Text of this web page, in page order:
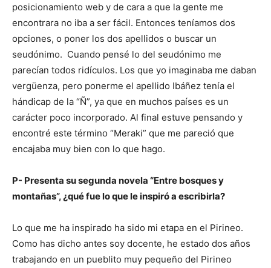
posicionamiento web y de cara a que la gente me
encontrara no iba a ser fácil. Entonces teníamos dos
opciones, o poner los dos apellidos o buscar un
seudónimo. Cuando pensé lo del seudónimo me
parecían todos ridículos. Los que yo imaginaba me daban
vergüenza, pero ponerme el apellido Ibáñez tenía el
hándicap de la “Ñ”, ya que en muchos países es un
carácter poco incorporado. Al final estuve pensando y
encontré este término “Meraki” que me pareció que
encajaba muy bien con lo que hago.
P- Presenta su segunda novela “Entre bosques y
montañas”, ¿qué fue lo que le inspiró a escribirla?
Lo que me ha inspirado ha sido mi etapa en el Pirineo.
Como has dicho antes soy docente, he estado dos años
trabajando en un pueblito muy pequeño del Pirineo